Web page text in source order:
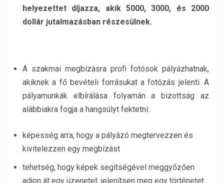
helyezettet díjazza, akik 5000, 3000, és 2000
dollár jutalmazásban részesülnek.
A szakmai megbízásra profi fotósok pályázhatnak,
akiknek a fő bevételi forrásukat a fotózás jelenti. A
pályamunkák elbírálása folyamán a bizottság az
alábbiakra fogja a hangsúlyt fektetni:
képesség arra, hogy a pályázó megtervezzen és
kivitelezzen egy megbízást
tehetség, hogy képek segítségével meggyőzően
adjon át egy üzenetet, jelenítsen meg egy történetet.